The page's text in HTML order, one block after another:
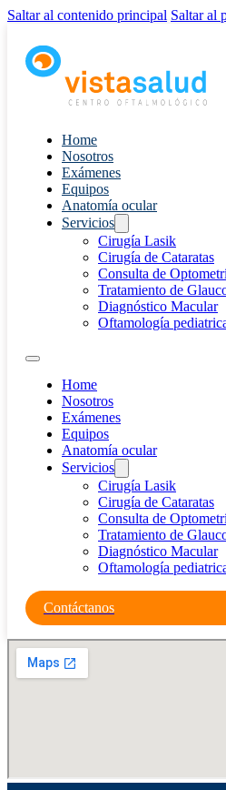
Saltar al contenido principal Saltar al
Home
Nosotros
Exámenes
Equipos
Anatomía ocular
Servicios
Cirugía Lasik
Cirugía de Cataratas
Consulta de
Tratamiento de
Diagnóstico Macular
Oftamología
Home
Nosotros
Exámenes
Equipos
Anatomía ocular
Servicios
Cirugía Lasik
Cirugía de Cataratas
Consulta de
Tratamiento de
Diagnóstico Macular
Oftamología
Contáctanos